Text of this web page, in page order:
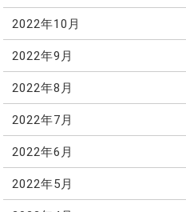
2022年10月
2022年9月
2022年8月
2022年7月
2022年6月
2022年5月